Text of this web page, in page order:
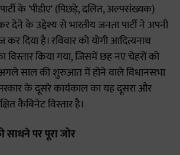
के 'पीडीए' (पिछड़े, दलित, अल्पसंख्यक)
देने के उद्देश्य से भारतीय जनता पार्टी ने अपनी
कर दिया है। रविवार को योगी आदित्यनाथ
विस्तार किया गया, जिसमें छह नए चेहरों को
अगले साल की शुरुआत में होने वाले विधानसभा
के दूसरे कार्यकाल का यह दूसरा और
कैबिनेट विस्तार है।
पर पूरा जोर